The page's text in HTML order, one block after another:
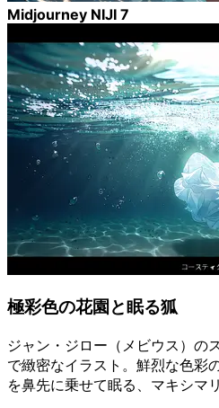
Midjourney NIJI 7
極彩色の花園と眠る狐
ジャン・ジロー（メビウス）の
で緻密なイラスト。鮮烈な色彩
を鼻先に乗せて眠る、マキシマ